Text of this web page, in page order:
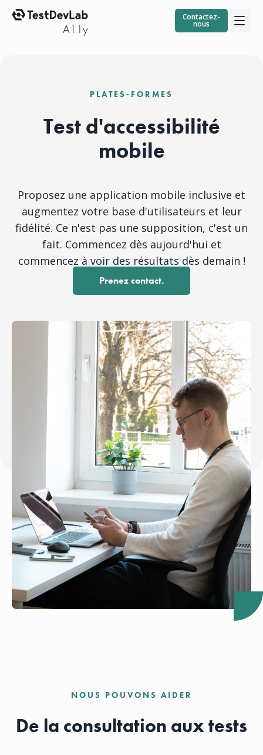
Contactez-
nous
PLATES-FORMES
Test d'accessibilité
mobile
Proposez une application mobile inclusive et
augmentez votre base d'utilisateurs et leur
fidélité. Ce n'est pas une supposition, c'est un
fait. Commencez dès aujourd'hui et
commencez à voir des résultats dès demain !
Prenez contact.
Prenez contact.
NOUS POUVONS AIDER
De la consultation aux tests